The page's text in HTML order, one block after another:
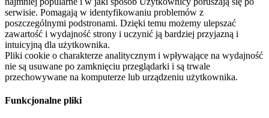
serwisie. Pomagają w identyfikowaniu problemów z
poszczególnymi podstronami. Dzięki temu możemy ulepszać
zawartość i wydajność strony i uczynić ją bardziej przyjazną i
intuicyjną dla użytkownika.
Pliki cookie o charakterze analitycznym i wpływające na wydajność
nie są usuwane po zamknięciu przeglądarki i są trwale
przechowywane na komputerze lub urządzeniu użytkownika.
Funkcjonalne pliki